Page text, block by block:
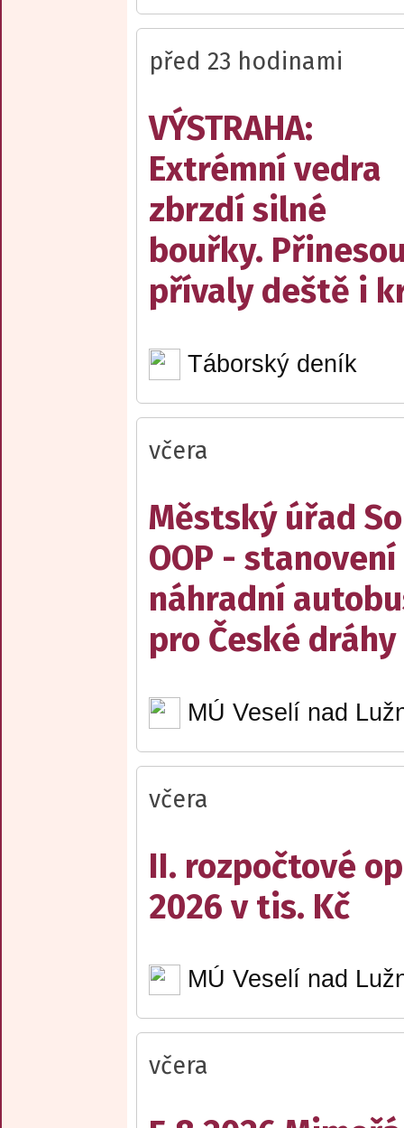
před 23 hodinami
VÝSTRAHA:
Extrémní vedra
zbrzdí silné
bouřky.
přívaly deště i
Táborský deník
včera
Městský úřad
OOP -
náhradní
pro České dráhy
MÚ Veselí nad
včera
II. rozpočtové
2026 v tis. Kč
MÚ Veselí nad
včera